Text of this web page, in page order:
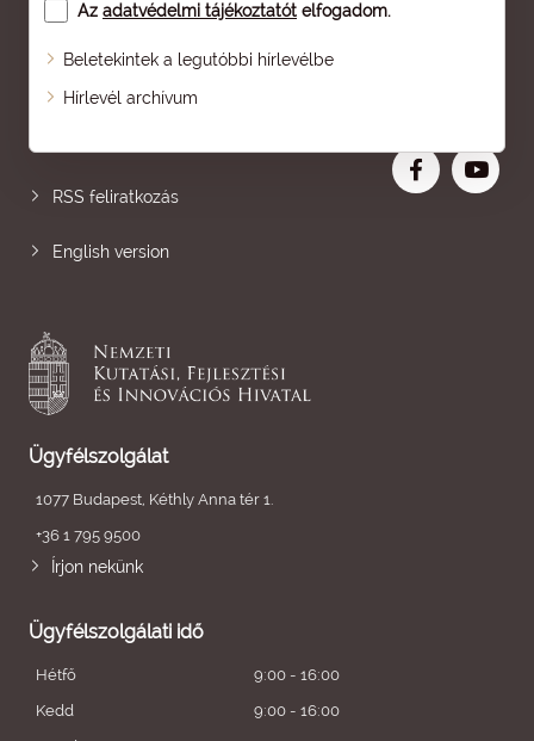
Az adatvédelmi tájékoztatót elfogadom.
Beletekintek a legutóbbi hírlevélbe
Hírlevél archívum
Oldaltérkép
RSS feliratkozás
English version
Ügyfélszolgálat
1077 Budapest, Kéthly Anna tér 1.
+36 1 795 9500
Írjon nekünk
Ügyfélszolgálati idő
Hétfő
9:00 - 16:00
Kedd
9:00 - 16:00